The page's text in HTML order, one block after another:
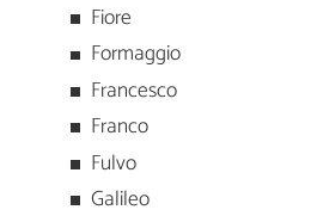
Fiore
Formaggio
Francesco
Franco
Fulvo
Galileo